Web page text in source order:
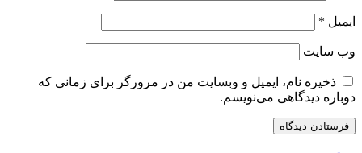
ایمیل *
وب‌ سایت
ذخیره نام، ایمیل و وبسایت من در مرورگر برای زمانی که
دوباره دیدگاهی می‌نویسم.